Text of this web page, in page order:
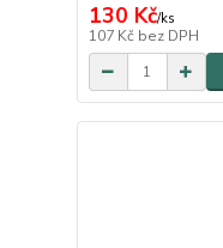
130 Kč/ks
107 Kč bez DPH